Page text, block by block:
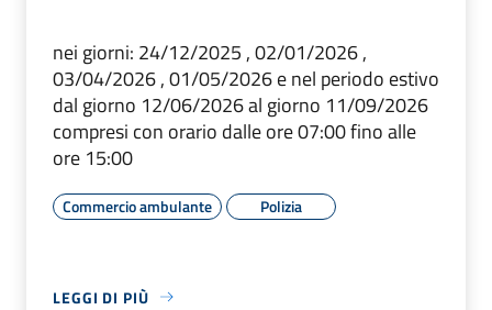
nei giorni: 24/12/2025 , 02/01/2026 ,
03/04/2026 , 01/05/2026 e nel periodo estivo
dal giorno 12/06/2026 al giorno 11/09/2026
compresi con orario dalle ore 07:00 fino alle
ore 15:00
Commercio ambulante Polizia
LEGGI DI PIÙ